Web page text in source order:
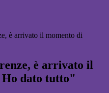
è arrivato il momento di
è arrivato il
dato tutto"